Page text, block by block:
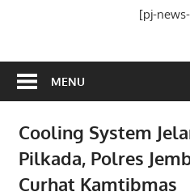
[pj-
MENU
Cooling System
Pilkada, Polres
Curhat Kamtibmas